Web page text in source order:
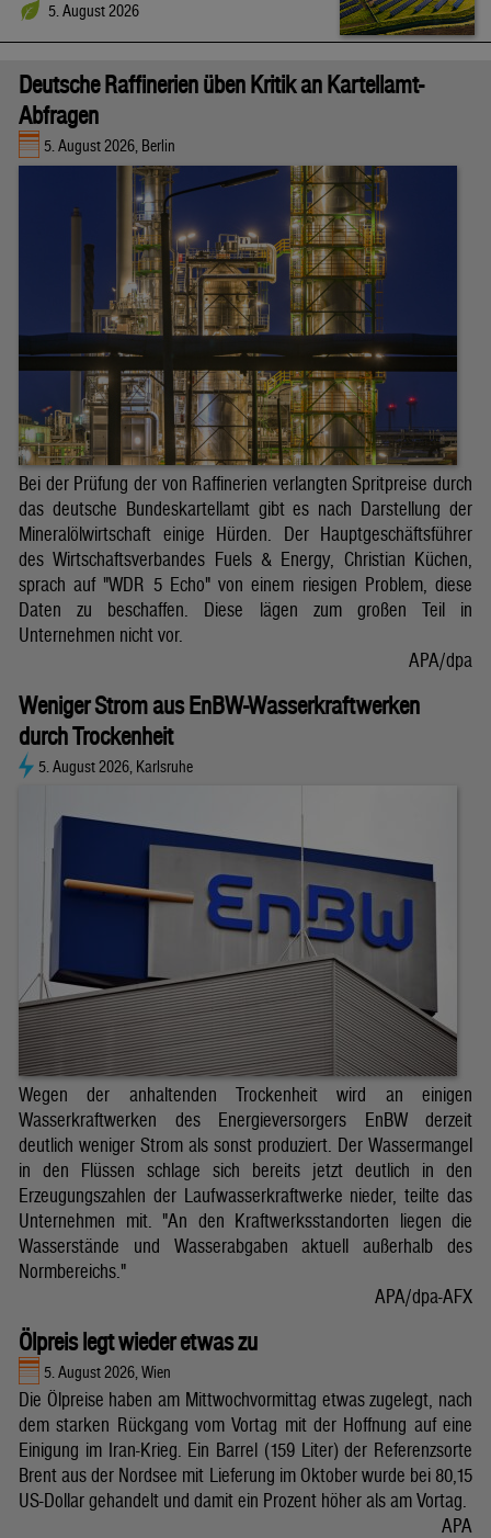
5. August 2026
Deutsche Raffinerien üben Kritik an Kartellamt-
Abfragen
5. August 2026, Berlin
Bei der Prüfung der von Raffinerien verlangten Spritpreise durch
das deutsche Bundeskartellamt gibt es nach Darstellung der
Mineralölwirtschaft einige Hürden. Der Hauptgeschäftsführer
des Wirtschaftsverbandes Fuels & Energy, Christian Küchen,
sprach auf "WDR 5 Echo" von einem riesigen Problem, diese
Daten zu beschaffen. Diese lägen zum großen Teil in
Unternehmen nicht vor.
APA/dpa
Weniger Strom aus EnBW-Wasserkraftwerken
durch Trockenheit
5. August 2026, Karlsruhe
Wegen der anhaltenden Trockenheit wird an einigen
Wasserkraftwerken des Energieversorgers EnBW derzeit
deutlich weniger Strom als sonst produziert. Der Wassermangel
in den Flüssen schlage sich bereits jetzt deutlich in den
Erzeugungszahlen der Laufwasserkraftwerke nieder, teilte das
Unternehmen mit. "An den Kraftwerksstandorten liegen die
Wasserstände und Wasserabgaben aktuell außerhalb des
Normbereichs."
APA/dpa-AFX
Ölpreis legt wieder etwas zu
5. August 2026, Wien
Die Ölpreise haben am Mittwochvormittag etwas zugelegt, nach
dem starken Rückgang vom Vortag mit der Hoffnung auf eine
Einigung im Iran-Krieg. Ein Barrel (159 Liter) der Referenzsorte
Brent aus der Nordsee mit Lieferung im Oktober wurde bei 80,15
US-Dollar gehandelt und damit ein Prozent höher als am Vortag.
APA